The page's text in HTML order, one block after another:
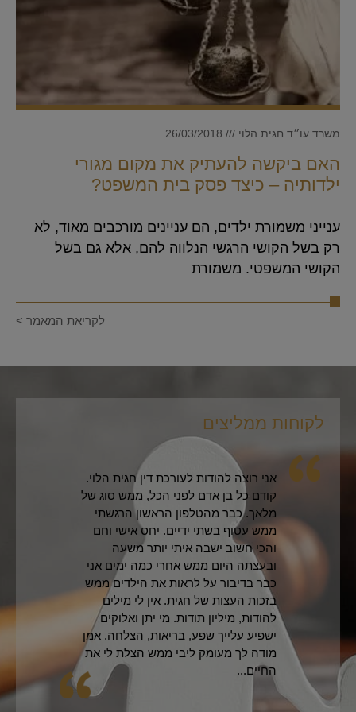
האם ביקשה להעתיק את מקום מגורי
ילדותיה – כיצד פסק בית המשפט?
משרד עו״ד חגית הלוי
ענייני משמורת ילדים, הם עניינים מורכבים מאוד, לא
רק בשל הקושי הרגשי הנלווה להם, אלא גם בשל
הקושי המשפטי. משמורת
לקריאת המאמר >
אני רוצה להודות לעורכת דין חגית הלוי.
קודם כל בן אדם לפני הכל, ממש סוג של
מלאך. כבר מהטלפון הראשון הרגשתי
ממש עטוף בשתי ידיים. יחס אישי וחם
והכי חשוב ישבה איתי יותר משעה
ובעצתה היום ממש אחרי כמה ימים אני
כבר בדיבור על לראות את הילדים ממש
בזכות העצות של חגית. אין לי מילים
להודות, מיליון תודות. מי יתן ואלוקים
ישפיע עלייך שפע, בריאות, הצלחה. אמן
מודה לך מעומק ליבי ממש הצלת לי את
החיים...
לקוחות ממליצים